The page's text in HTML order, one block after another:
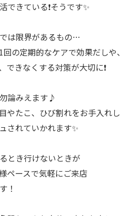
きている❗️そうです✨
は限界があるもの…
の定期的なケアで効果だしや、
できなくする対策が大切に❗️
論みえます♪
やたこ、ひび割れをお手入れし
されていかれます✨
とき行けないときが
ペースで気軽にご来店
！